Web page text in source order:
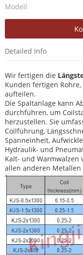
Modell
Detailed Info
Wir fertigen die
Kunden fertigen
aufteilen.
Die Spaltanlage kann
durchführen, um
herzustellen. Sie
Coilführung,
Spanneinheit,
Hydraulik- und
Kalt- und Warmwalzen
allen anderen Metallen